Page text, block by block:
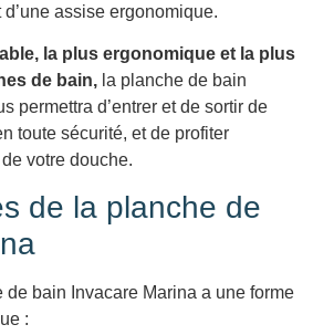
assise ergonomique.
la plus ergonomique et la plus
de bain, la planche de bain
permettra d’entrer et de sortir de
toute sécurité, et de profiter
votre douche.
de la planche de
de bain Invacare Marina a une forme
: